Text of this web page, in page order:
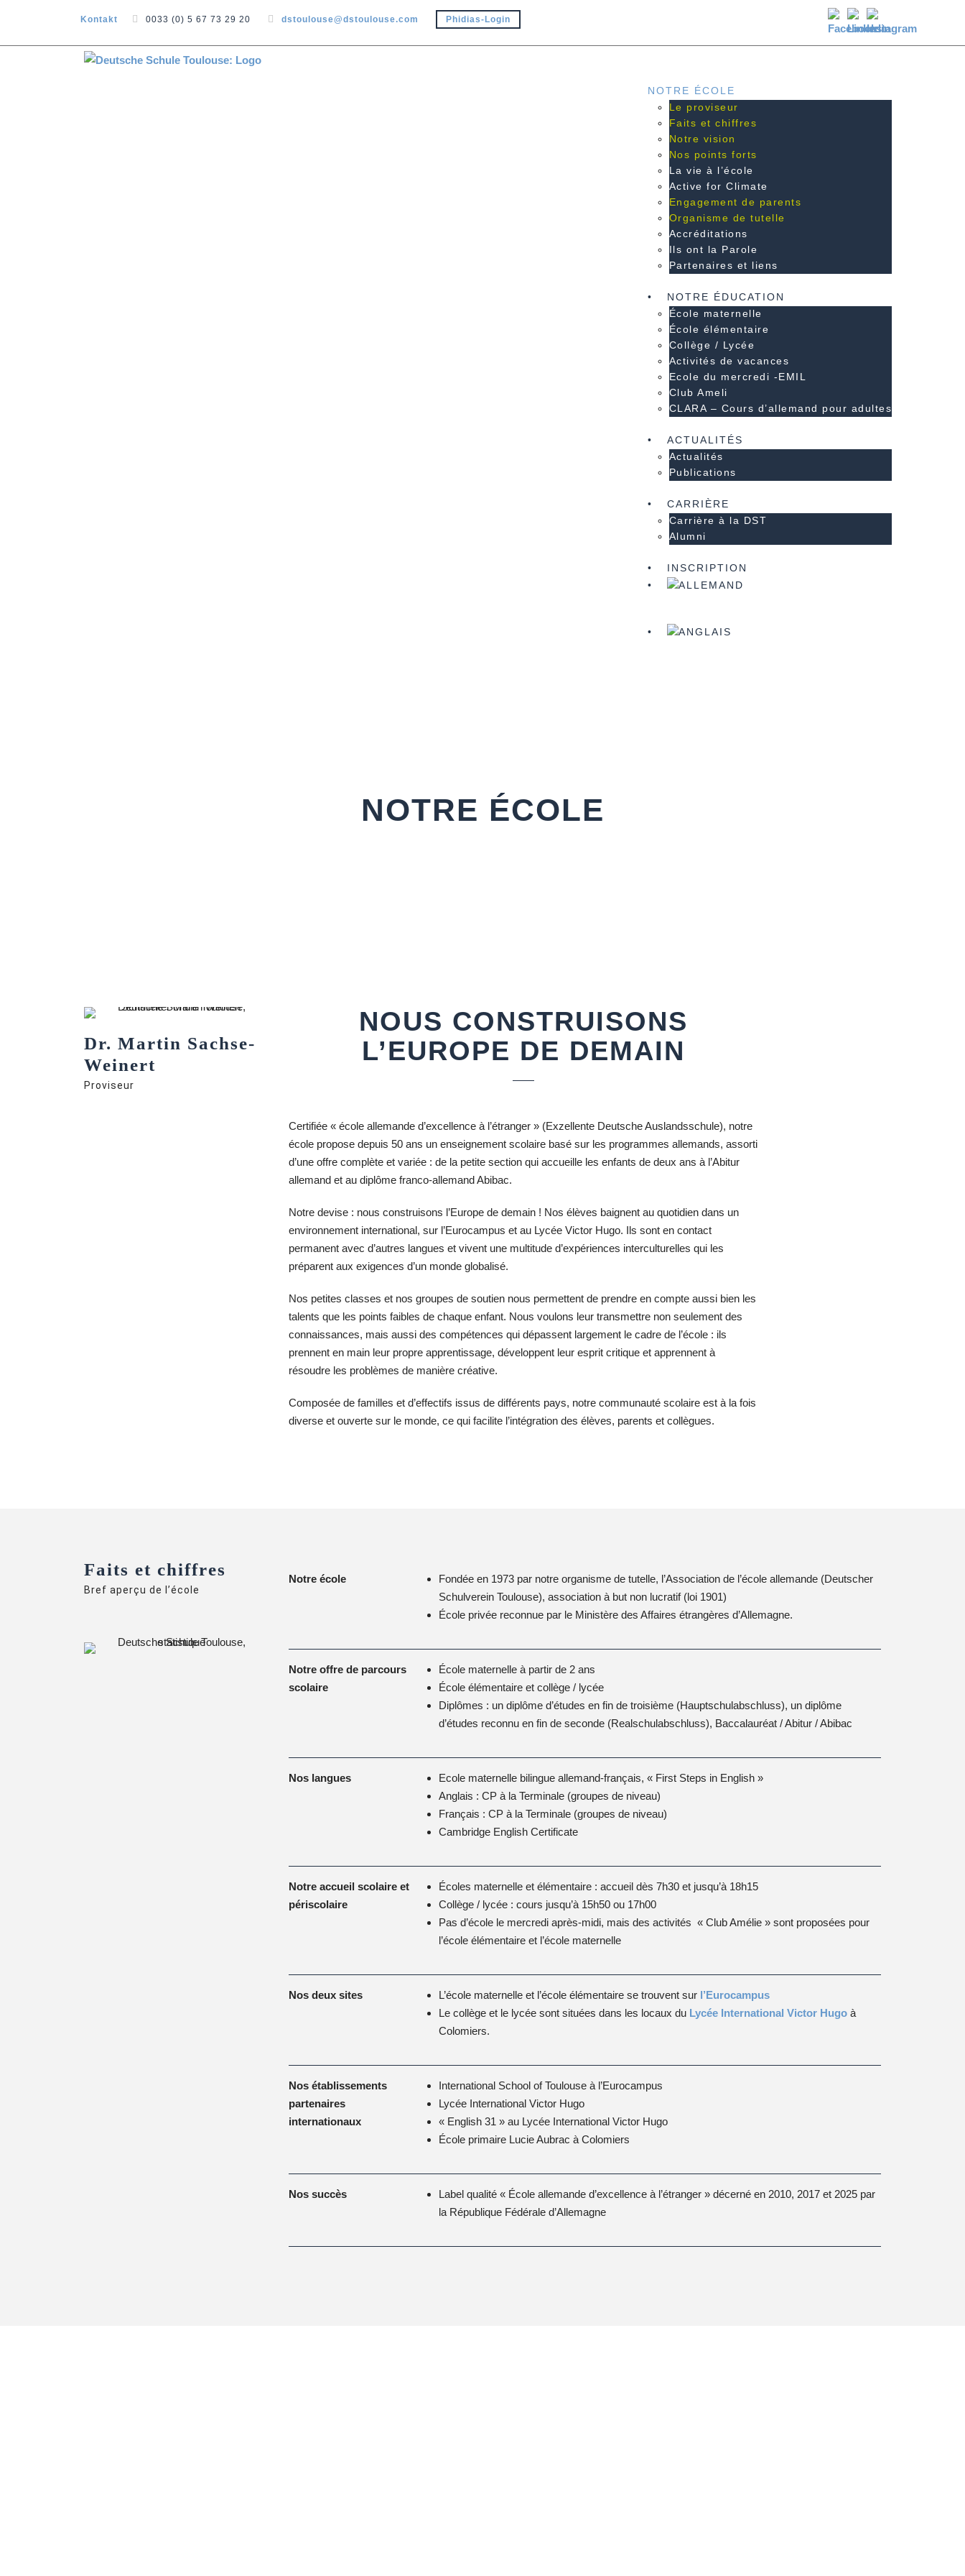
Kontakt 0033 (0) 5 67 73 29 20 dstoulouse@dstoulouse.com Phidias-Login
NOTRE ÉCOLE
Le proviseur
Faits et chiffres
Notre vision
Nos points forts
La vie à l’école
Active for Climate
Engagement de parents
Organisme de tutelle
Accréditations
Ils ont la Parole
Partenaires et liens
NOTRE ÉDUCATION
École maternelle
École élémentaire
Collège / Lycée
Activités de vacances
Ecole du mercredi -EMIL
Club Ameli
CLARA – Cours d’allemand pour adultes
ACTUALITÉS
Actualités
Publications
CARRIÈRE
Carrière à la DST
Alumni
INSCRIPTION
NOTRE ÉCOLE
Dr. Martin Sachse-
Weinert
Proviseur
NOUS CONSTRUISONS
L’EUROPE DE DEMAIN
Certifiée « école allemande d’excellence à l’étranger » (Exzellente Deutsche Auslands­schule), notre
école propose depuis 50 ans un enseignement scolaire basé sur les programmes allemands, assorti
d’une offre complète et variée : de la petite section qui accueille les enfants de deux ans à l’Abitur
allemand et au diplôme franco-allemand Abibac.
Notre devise : nous construisons l’Europe de demain ! Nos élèves baignent au quotidien dans un
environnement international, sur l’Eurocampus et au Lycée Victor Hugo. Ils sont en contact
permanent avec d’autres langues et vivent une multitude d’expériences interculturelles qui les
préparent aux exigences d’un monde globalisé.
Nos petites classes et nos groupes de soutien nous permettent de prendre en compte aussi bien les
talents que les points faibles de chaque enfant. Nous voulons leur trans­mettre non seulement des
connaissances, mais aussi des compétences qui dépassent largement le cadre de l’école : ils
prennent en main leur propre appren­tissage, développent leur esprit critique et apprennent à
résoudre les problèmes de manière créative.
Composée de familles et d’effectifs issus de différents pays, notre communauté scolaire est à la fois
diverse et ouverte sur le monde, ce qui facilite l’intégration des élèves, parents et collègues.
Faits et chiffres
Bref aperçu de l’école
Notre école
Fondée en 1973 par notre organisme de tutelle, l’Association de l’école allemande (Deutscher
Schulverein Toulouse), association à but non lucratif (loi 1901)
École privée reconnue par le Ministère des Affaires étrangères d’Allemagne.
Notre offre de parcours
scolaire
École maternelle à partir de 2 ans
École élémentaire et collège / lycée
Diplômes : un diplôme d’études en fin de troisième (Haupt­schul­abschluss), un diplôme
d’études reconnu en fin de seconde (Real­schul­abschluss), Baccalauréat / Abitur / Abibac
Nos langues
Ecole maternelle bilingue allemand-français, « First Steps in English »
Anglais : CP à la Terminale (groupes de niveau)
Français : CP à la Terminale (groupes de niveau)
Cambridge English Certificate
Notre accueil scolaire et
périscolaire
Écoles maternelle et élémentaire : accueil dès 7h30 et jusqu’à 18h15
Collège / lycée : cours jusqu’à 15h50 ou 17h00
Pas d’école le mercredi après-midi, mais des activités « Club Amélie » sont proposées pour
l’école élémentaire et l’école maternelle
Nos deux sites L’école maternelle et l’école élémentaire se trouvent sur l’Eurocampus
Le collège et le lycée sont situées dans les locaux du Lycée International Victor Hugo à
Colomiers.
Nos établissements
partenaires
internationaux
International School of Toulouse à l’Eurocampus
Lycée International Victor Hugo
« English 31 » au Lycée International Victor Hugo
École primaire Lucie Aubrac à Colomiers
Nos succès
Label qualité « École allemande d’excellence à l’étranger » décerné en 2010, 2017 et 2025 par
la République Fédérale d’Allemagne